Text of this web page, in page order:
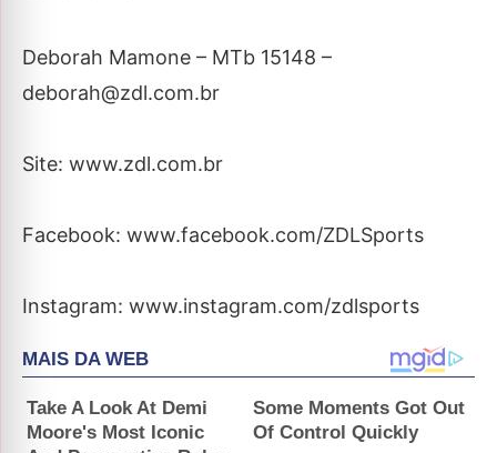
Deborah Mamone – MTb 15148 –
deborah@zdl.com.br
Site: www.zdl.com.br
Facebook: www.facebook.com/ZDLSports
Instagram: www.instagram.com/zdlsports